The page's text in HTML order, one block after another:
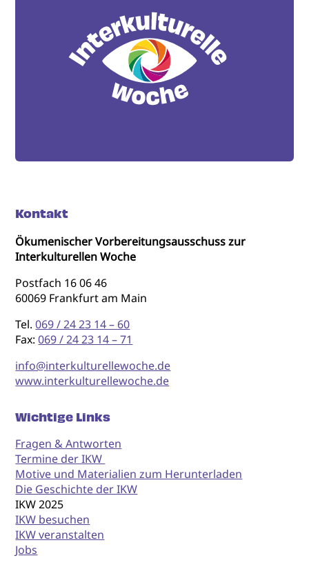
Kontakt
Ökumenischer Vorbereitungsausschuss zur
Interkulturellen Woche
Postfach 16 06 46
60069 Frankfurt am Main
Tel.069 / 24 23 14 – 60
Fax:069 / 24 23 14 – 71
info@interkulturellewoche.de
www.interkulturellewoche.de
Wichtige Links
Fragen & Antworten
Termine der IKW
Motive und Materialien zum Herunterladen
Die Geschichte der IKW
IKW 2025
IKW besuchen
IKW veranstalten
Jobs